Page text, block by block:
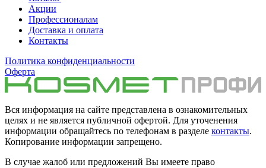
Акции
Профессионалам
Доставка и оплата
Контакты
Политика конфиденциальности
Оферта
Вся информация на сайте представлена в ознакомительных
целях и не является публичной офертой. Для уточенения
информации обращайтесь по телефонам в разделе контакты.
Копирование информации запрещено.
В случае жалоб или предложений Вы имеете право